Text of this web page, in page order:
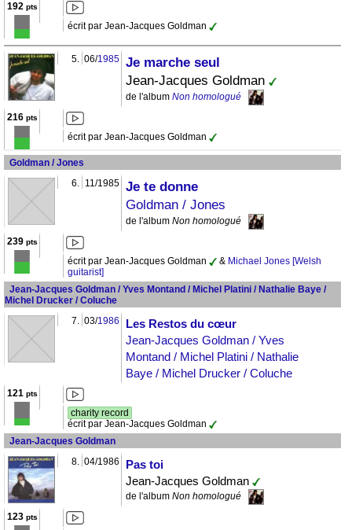
192pts
écrit par Jean-Jacques Goldman
5. 06/1985 Je marche seul
Jean-Jacques Goldman
de l'album Non homologué
216pts
écrit par Jean-Jacques Goldman
Goldman / Jones
6. 11/1985
Je te donne
Goldman / Jones
de l'album Non homologué
239pts
écrit par Jean-Jacques Goldman & Michael Jones [Welsh
guitarist]
Jean-Jacques Goldman / Yves Montand / Michel Platini / Nathalie Baye /
Michel Drucker / Coluche
7. 03/1986
Les Restos du cœur
Jean-Jacques Goldman / Yves
Montand / Michel Platini / Nathalie
Baye / Michel Drucker / Coluche
121pts
charity record
écrit par Jean-Jacques Goldman
Jean-Jacques Goldman
8. 04/1986
Pas toi
Jean-Jacques Goldman
de l'album Non homologué
123pts